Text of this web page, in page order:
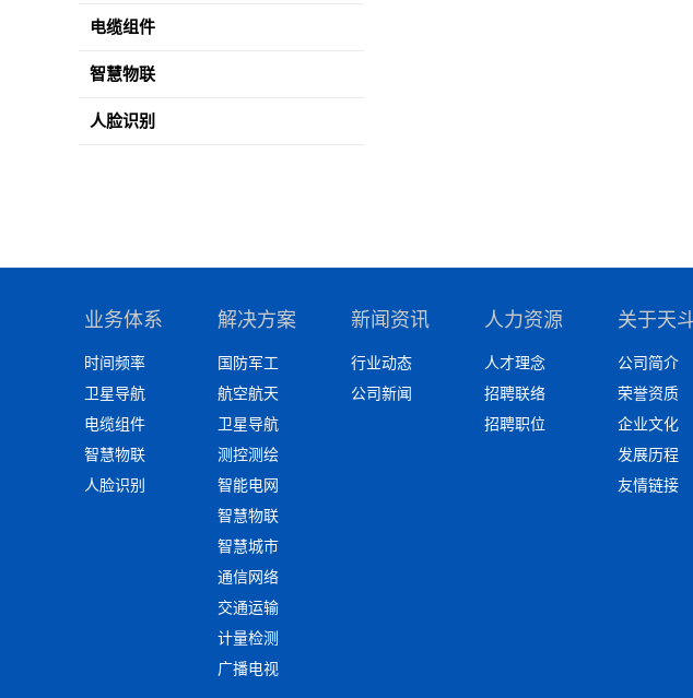
电缆组件
智慧物联
人脸识别
业务体系
时间频率
卫星导航
电缆组件
智慧物联
人脸识别
解决方案
国防军工
航空航天
卫星导航
测控测绘
智能电网
智慧物联
智慧城市
通信网络
交通运输
计量检测
广播电视
新闻资讯
行业动态
公司新闻
人力资源
人才理念
招聘联络
招聘职位
关于天
公司简介
荣誉资质
企业文化
发展历程
友情链接